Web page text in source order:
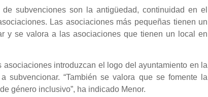
subvenciones son la antigüedad, continuidad en el
Las asociaciones más pequeñas tienen un
y se valora a las asociaciones que tienen un local en
introduzcan el logo del ayuntamiento en la
“También se valora que se fomente la
género inclusivo”, ha indicado Menor.